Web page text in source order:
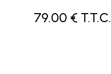
79.00 € T.T.C.